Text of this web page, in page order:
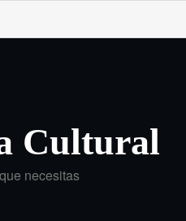
Cultural
necesitas